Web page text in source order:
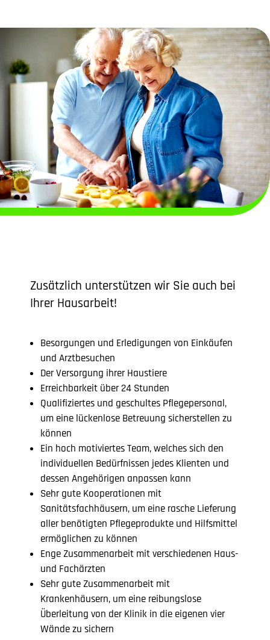
Zusätzlich unterstützen wir Sie auch bei
Ihrer Hausarbeit!
Besorgungen und Erledigungen von Einkäufen
und Arztbesuchen
Der Versorgung ihrer Haustiere
Erreichbarkeit über 24 Stunden
Qualifiziertes und geschultes Pflegepersonal,
um eine lückenlose Betreuung sicherstellen zu
können
Ein hoch motiviertes Team, welches sich den
individuellen Bedürfnissen jedes Klienten und
dessen Angehörigen anpassen kann
Sehr gute Kooperationen mit
Sanitätsfachhäusern, um eine rasche Lieferung
aller benötigten Pflegeprodukte und Hilfsmittel
ermöglichen zu können
Enge Zusammenarbeit mit verschiedenen Haus-
und Fachärzten
Sehr gute Zusammenarbeit mit
Krankenhäusern, um eine reibungslose
Überleitung von der Klinik in die eigenen vier
Wände zu sichern